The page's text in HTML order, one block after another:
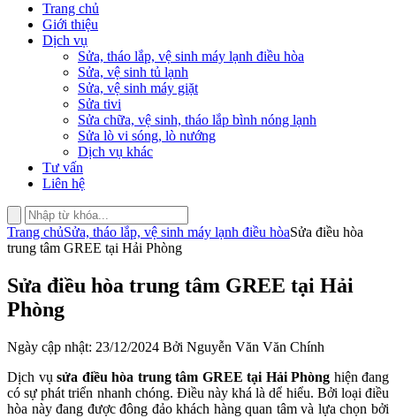
Trang chủ
Giới thiệu
Dịch vụ
Sửa, tháo lắp, vệ sinh máy lạnh điều hòa
Sửa, vệ sinh tủ lạnh
Sửa, vệ sinh máy giặt
Sửa tivi
Sửa chữa, vệ sinh, tháo lắp bình nóng lạnh
Sửa lò vi sóng, lò nướng
Dịch vụ khác
Tư vấn
Liên hệ
Trang chủSửa, tháo lắp, vệ sinh máy lạnh điều hòaSửa điều hòa
trung tâm GREE tại Hải Phòng
Sửa điều hòa trung tâm GREE tại Hải
Phòng
Ngày cập nhật: 23/12/2024 Bởi Nguyễn Văn Văn Chính
Dịch vụ sửa điều hòa trung tâm GREE tại Hải Phòng hiện đang
có sự phát triển nhanh chóng. Điều này khá là dể hiểu. Bởi loại điều
hòa này đang được đông đảo khách hàng quan tâm và lựa chọn bởi